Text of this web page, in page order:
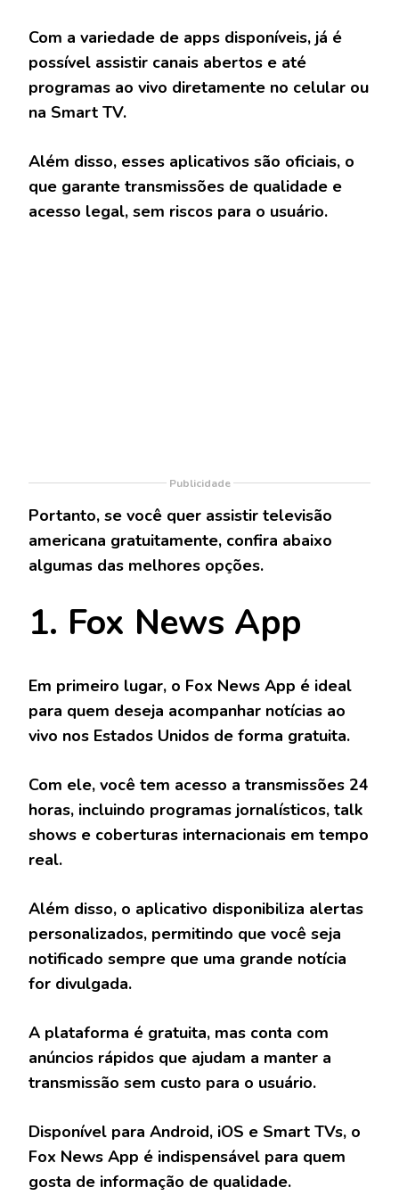
Com a variedade de apps disponíveis, já é
possível assistir canais abertos e até
programas ao vivo diretamente no celular ou
na Smart TV.
Além disso, esses aplicativos são oficiais, o
que garante transmissões de qualidade e
acesso legal, sem riscos para o usuário.
Publicidade
Portanto, se você quer assistir televisão
americana gratuitamente, confira abaixo
algumas das melhores opções.
1. Fox News App
Em primeiro lugar, o Fox News App é ideal
para quem deseja acompanhar notícias ao
vivo nos Estados Unidos de forma gratuita.
Com ele, você tem acesso a transmissões 24
horas, incluindo programas jornalísticos, talk
shows e coberturas internacionais em tempo
real.
Além disso, o aplicativo disponibiliza alertas
personalizados, permitindo que você seja
notificado sempre que uma grande notícia
for divulgada.
A plataforma é gratuita, mas conta com
anúncios rápidos que ajudam a manter a
transmissão sem custo para o usuário.
Disponível para Android, iOS e Smart TVs, o
Fox News App é indispensável para quem
gosta de informação de qualidade.